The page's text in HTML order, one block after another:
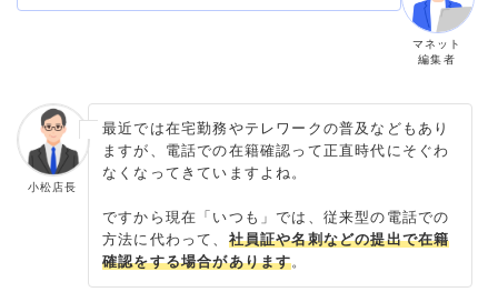
マネット
編集者
小松店長
最近では在宅勤務やテレワークの普及などもあり
ますが、電話での在籍確認って正直時代にそぐわ
なくなってきていますよね 。
ですから現在「いつも」では、従来型の電話での
方法に代わって、 社員証や名刺などの提出で在籍
確認をする場合があります。